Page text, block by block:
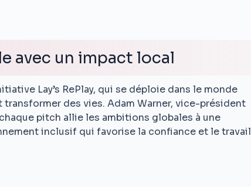
avec un impact local
Lay’s RePlay, qui se déploie dans le monde
des vies. Adam Warner, vice-président
pitch allie les ambitions globales à une
inclusif qui favorise la confiance et le travail